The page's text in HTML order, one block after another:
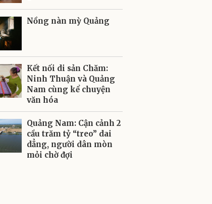
Nồng nàn mỳ Quảng
Kết nối di sản Chăm:
Ninh Thuận và Quảng
Nam cùng kể chuyện
văn hóa
Quảng Nam: Cận cảnh 2
cầu trăm tỷ “treo” dai
dẳng, người dân mòn
mỏi chờ đợi